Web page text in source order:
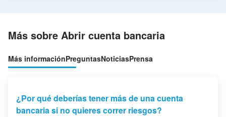
Más sobre Abrir cuenta bancaria
Más informaciónPreguntasNoticiasPrensa
¿Por qué deberías tener más de una cuenta
bancaria si no quieres correr riesgos?